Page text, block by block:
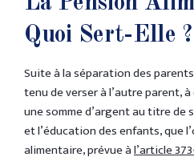
Quoi Sert-Elle ?
Suite à la séparation des
tenu de verser à l’autre parent,
une somme d’argent au titre
et l’éducation des enfants, que
alimentaire, prévue àl’article